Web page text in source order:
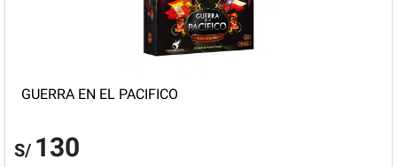
GUERRA EN EL PACIFICO
S/ 130